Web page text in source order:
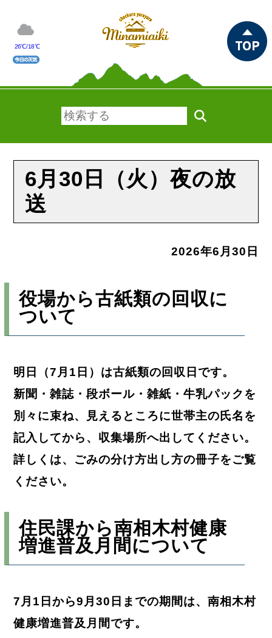
26℃/18℃
6月30日（火）夜の放
送
2026年6月30日
役場から古紙類の回収に
ついて
明日（7月1日）は古紙類の回収日です。
新聞・雑誌・段ボール・雑紙・牛乳パックを
別々に束ね、見えるところに世帯主の氏名を
記入してから、収集場所へ出してください。
詳しくは、ごみの分け方出し方の冊子をご覧
ください。
住民課から南相木村健康
増進普及月間について
7月1日から9月30日までの期間は、南相木村
健康増進普及月間です。